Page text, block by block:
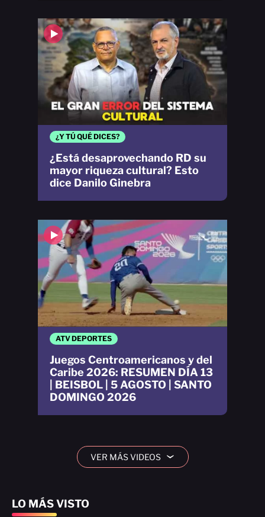
LO MÁS VISTO
ATV DEPORTES
Juegos Centroamericanos y del
Caribe 2026: RESUMEN DÍA 13
| BEISBOL | 5 AGOSTO | SANTO
DOMINGO 2026
¿Y TÚ QUÉ DICES?
¿Está desaprovechando RD su
mayor riqueza cultural? Esto
dice Danilo Ginebra
VER MÁS VIDEOS ›